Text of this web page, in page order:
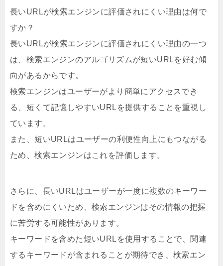
長いURLが検索エンジンに評価されにくい理由は何で
すか？
長いURLが検索エンジンに評価されにくい理由の一つ
は、検索エンジンのアルゴリズムが短いURLを好む傾
向があるからです。
検索エンジンはユーザーがより簡単にアクセスでき
る、短くて記憶しやすいURLを提供することを重視し
ています。
また、短いURLはユーザーの利便性向上にもつながる
ため、検索エンジンはこれを評価します。
さらに、長いURLはユーザーが一度に複数のキーワー
ドを含めにくいため、検索エンジンはその情報の把握
に苦労する可能性があります。
キーワードを含めた短いURLを使用することで、関連
するキーワードが含まれることが期待でき、検索エン